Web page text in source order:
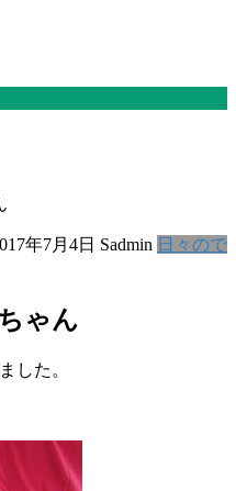
年7月4日 Sadmin 日々ので
ゃん
した。